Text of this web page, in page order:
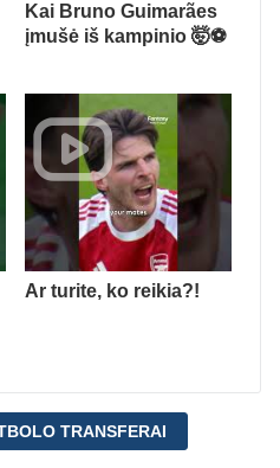
Kai Bruno Guimarães
įmušė iš kampinio 🤯⚽️
Ar turite, ko reikia?!
TRANSFERAI